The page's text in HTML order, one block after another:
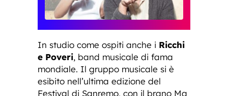
In studio come ospiti anche i Ricchi
e Poveri, band musicale di fama
mondiale. Il gruppo musicale si è
esibito nell’ultima edizione del
Festival di Sanremo, con il brano Ma